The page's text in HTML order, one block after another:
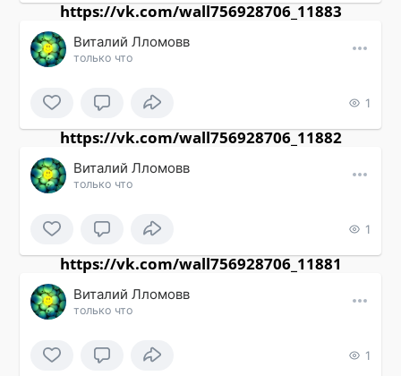
https://vk.com/wall756928706_11883
Виталий Лломовв
только что
1
https://vk.com/wall756928706_11882
Виталий Лломовв
только что
1
https://vk.com/wall756928706_11881
Виталий Лломовв
только что
1